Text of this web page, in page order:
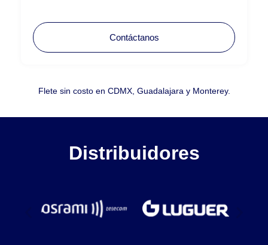
Contáctanos
Flete sin costo en CDMX, Guadalajara y Monterey.
Distribuidores